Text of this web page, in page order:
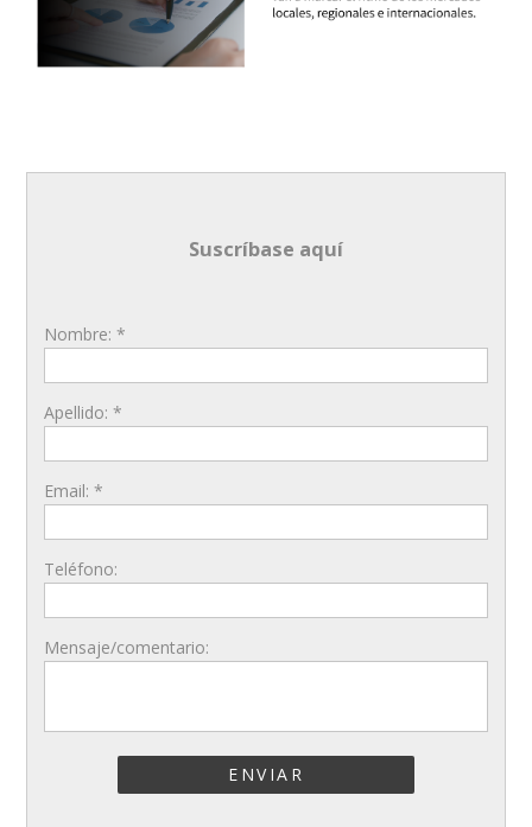
Suscríbase aquí
Nombre: *
Apellido: *
Email: *
Teléfono:
Mensaje/comentario:
ENVIAR